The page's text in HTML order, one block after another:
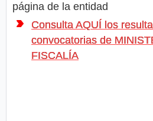
página de la entidad
Consulta AQUÍ los
convocatorias de
FISCALÍA